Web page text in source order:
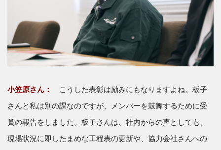
小笠原さん：
こうした表彰は励みにもなりますよね。板子
さんと私は別の課なのですが、メンバーを鼓舞するために受
賞の報告をしました。板子さんは、社内からの声としても、
現場状況に即したまめな工程表の更新や、協力会社さんへの